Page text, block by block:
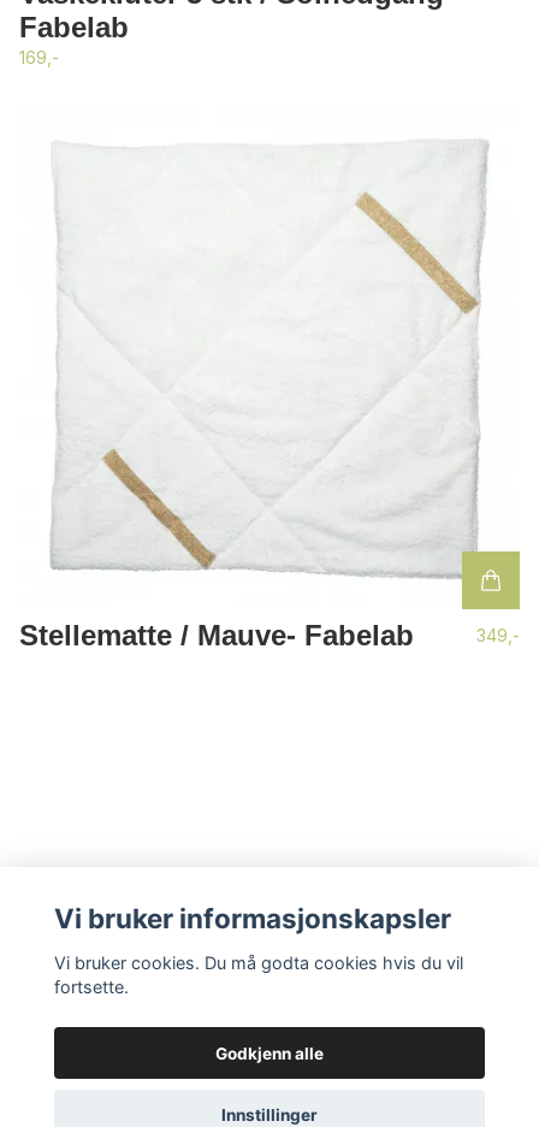
Fabelab
169,-
Stellematte / Mauve- Fabelab 349,-
LES MER
Vilkår og betingelser
Vi bruker informasjonskapsler
Vi bruker cookies. Du må godta cookies hvis du vil
fortsette.
Godkjenn alle
Innstillinger